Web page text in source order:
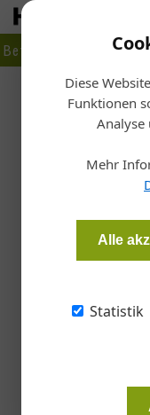
Diese
Funktionen
Analyse
Mehr
Alle
Statistik
Betrieb